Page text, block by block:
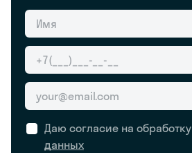
Даю согласие на обработку
данных